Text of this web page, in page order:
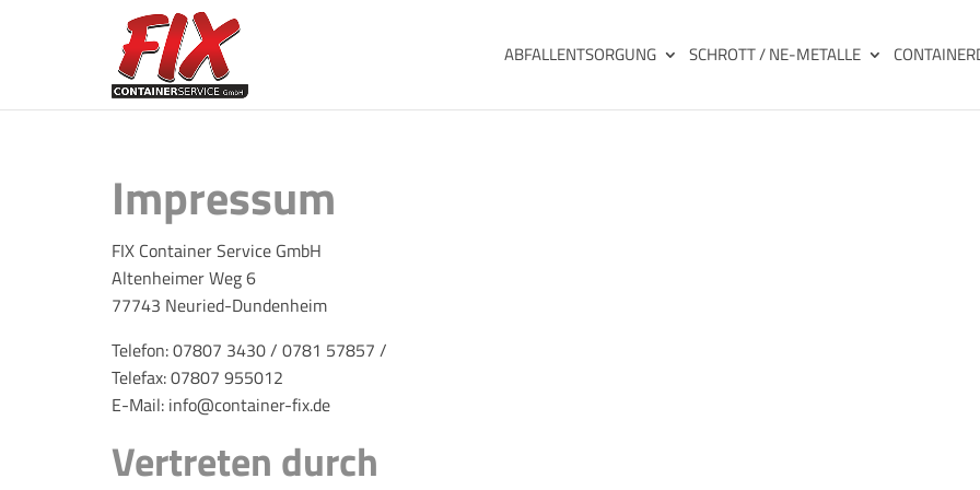
ABFALLENTSORGUNG SCHROTT / NE-METALLE
Impressum
FIX Container Service GmbH
Altenheimer Weg 6
77743 Neuried-Dundenheim
Telefon: 07807 3430 / 0781 57857 /
Telefax: 07807 955012
E-Mail: info@container-fix.de
Vertreten durch